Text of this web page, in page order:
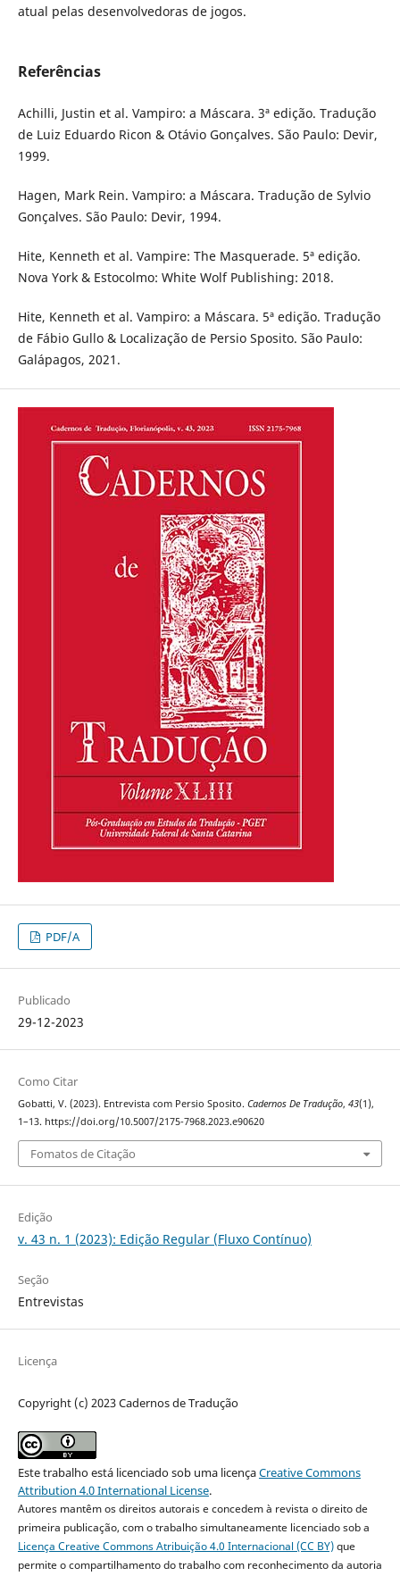
atual pelas desenvolvedoras de jogos.
Referências
Achilli, Justin et al. Vampiro: a Máscara. 3ª edição. Tradução
de Luiz Eduardo Ricon & Otávio Gonçalves. São Paulo: Devir,
1999.
Hagen, Mark Rein. Vampiro: a Máscara. Tradução de Sylvio
Gonçalves. São Paulo: Devir, 1994.
Hite, Kenneth et al. Vampire: The Masquerade. 5ª edição.
Nova York & Estocolmo: White Wolf Publishing: 2018.
Hite, Kenneth et al. Vampiro: a Máscara. 5ª edição. Tradução
de Fábio Gullo & Localização de Persio Sposito. São Paulo:
Galápagos, 2021.
PDF/A
Publicado
29-12-2023
Como Citar
Gobatti, V. (2023). Entrevista com Persio Sposito. Cadernos De Tradução, 43(1),
1–13. https://doi.org/10.5007/2175-7968.2023.e90620
Fomatos de Citação
Edição
v. 43 n. 1 (2023): Edição Regular (Fluxo Contínuo)
Seção
Entrevistas
Licença
Copyright (c) 2023 Cadernos de Tradução
Este trabalho está licenciado sob uma licençaCreative Commons
Attribution 4.0 International License.
Autores mantêm os direitos autorais e concedem à revista o direito de
primeira publicação, com o trabalho simultaneamente licenciado sob a
Licença Creative Commons Atribuição 4.0 Internacional (CC BY)que
permite o compartilhamento do trabalho com reconhecimento da autoria